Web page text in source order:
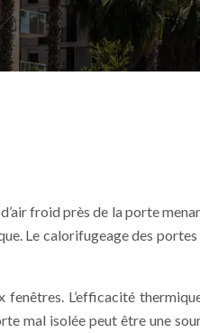
froid près de la porte
Le calorifugeage des
L’efficacité
mal isolée peut être une